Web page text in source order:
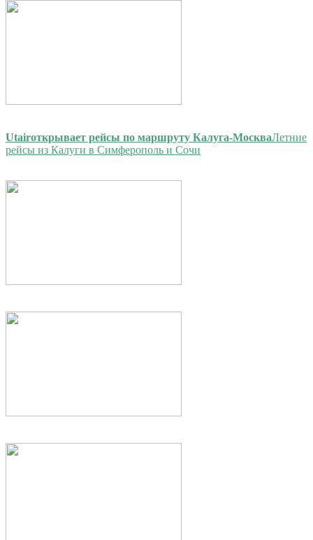
Utairоткрывает рейсы по маршруту Калуга-МоскваЛетние
рейсы из Калуги в Симферополь и Сочи